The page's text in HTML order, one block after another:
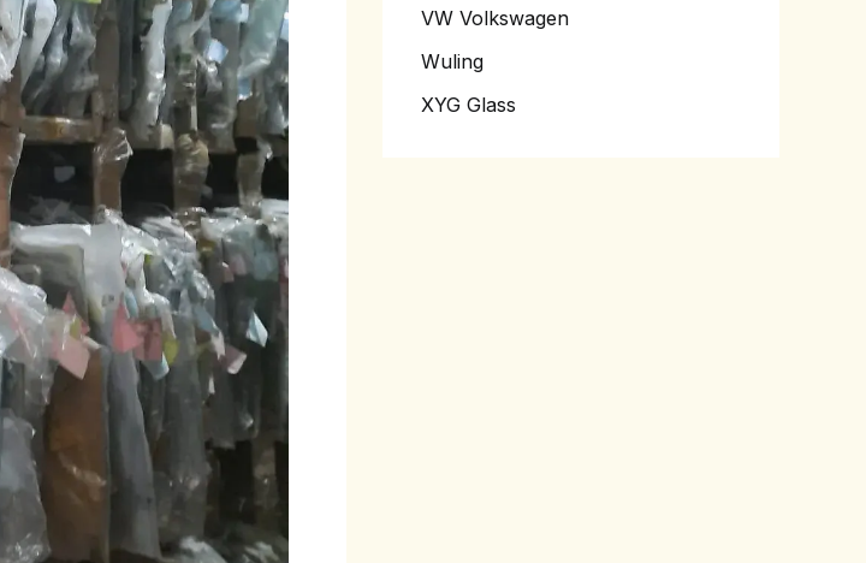
VW Volkswagen
Wuling
XYG Glass